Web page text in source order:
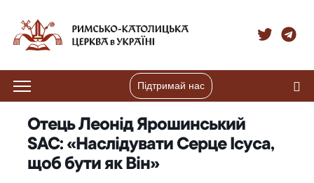
Підтримай нас
Отець Леонід Ярошинський
SAC: «Наслідувати Серце Ісуса,
щоб бути як Він»